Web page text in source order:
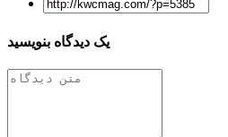
Share
یک دیدگاه بنویسید